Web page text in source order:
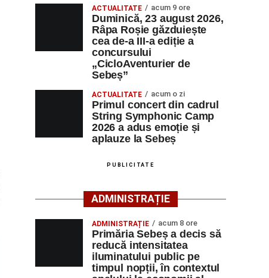
ACTUALITATE acum 9 ore
Duminică, 23 august 2026,
Râpa Roșie găzduiește
cea de-a III-a ediție a
concursului
„CicloAventurier de
Sebeș”
ACTUALITATE acum o zi
Primul concert din cadrul
String Symphonic Camp
2026 a adus emoție și
aplauze la Sebeș
PUBLICITATE
ADMINISTRAȚIE
ADMINISTRAȚIE acum 8 ore
Primăria Sebeș a decis să
reducă intensitatea
iluminatului public pe
timpul nopții, în contextul